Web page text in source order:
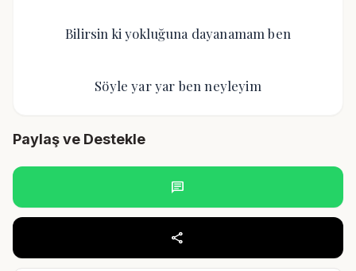
Bilirsin ki yokluğuna dayanamam ben
Söyle yar yar ben neyleyim
Paylaş ve Destekle
chat
share